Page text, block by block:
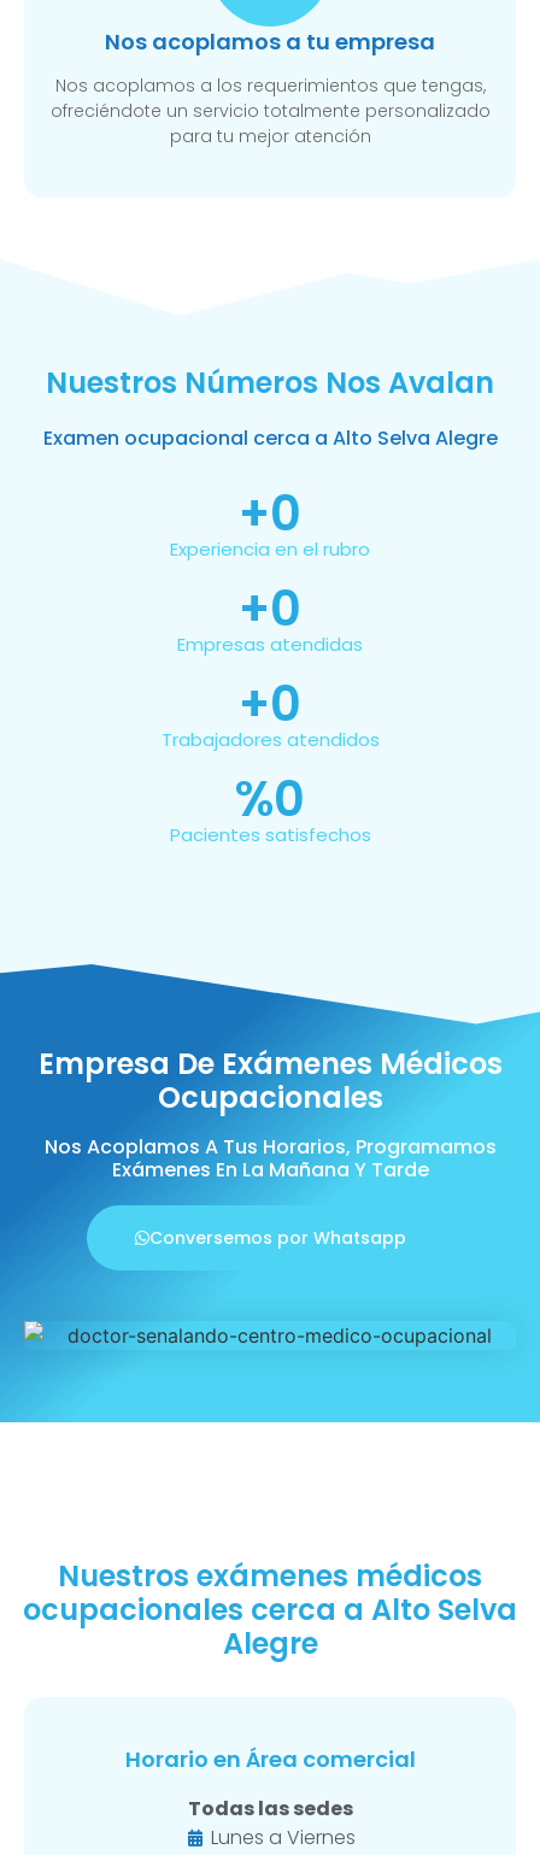
Nos acoplamos a tu empresa
Nos acoplamos a los requerimientos que tengas,
ofreciéndote un servicio totalmente personalizado
para tu mejor atención
Nuestros Números Nos Avalan
Examen ocupacional cerca a Alto Selva Alegre
Experiencia en el rubro
+0
Empresas atendidas
+0
Trabajadores atendidos
+0
Pacientes satisfechos
%0
Empresa De Exámenes Médicos
Ocupacionales
Nos Acoplamos A Tus Horarios, Programamos
Exámenes En La Mañana Y Tarde
Conversemos por Whatsapp
Nuestros exámenes médicos
ocupacionales cerca a Alto Selva
Alegre
Horario en Área comercial
Todas las sedes
Lunes a Viernes